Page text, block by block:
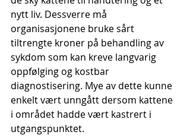
nytt liv. Dessverre må
organisasjonene bruke sårt
tiltrengte kroner på behandling av
sykdom som kan kreve langvarig
oppfølging og kostbar
diagnostisering. Mye av dette kunne
enkelt vært unngått dersom kattene
i området hadde vært kastrert i
utgangspunktet.